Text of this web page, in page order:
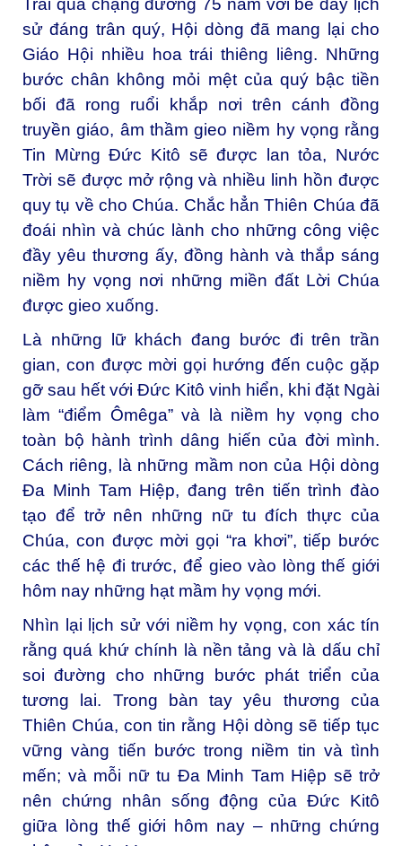
Trải qua chặng đường 75 năm với bề dày lịch
sử đáng trân quý, Hội dòng đã mang lại cho
Giáo Hội nhiều hoa trái thiêng liêng. Những
bước chân không mỏi mệt của quý bậc tiền
bối đã rong ruổi khắp nơi trên cánh đồng
truyền giáo, âm thầm gieo niềm hy vọng rằng
Tin Mừng Đức Kitô sẽ được lan tỏa, Nước
Trời sẽ được mở rộng và nhiều linh hồn được
quy tụ về cho Chúa. Chắc hẳn Thiên Chúa đã
đoái nhìn và chúc lành cho những công việc
đầy yêu thương ấy, đồng hành và thắp sáng
niềm hy vọng nơi những miền đất Lời Chúa
được gieo xuống.
Là những lữ khách đang bước đi trên trần
gian, con được mời gọi hướng đến cuộc gặp
gỡ sau hết với Đức Kitô vinh hiển, khi đặt Ngài
làm “điểm Ômêga” và là niềm hy vọng cho
toàn bộ hành trình dâng hiến của đời mình.
Cách riêng, là những mầm non của Hội dòng
Đa Minh Tam Hiệp, đang trên tiến trình đào
tạo để trở nên những nữ tu đích thực của
Chúa, con được mời gọi “ra khơi”, tiếp bước
các thế hệ đi trước, để gieo vào lòng thế giới
hôm nay những hạt mầm hy vọng mới.
Nhìn lại lịch sử với niềm hy vọng, con xác tín
rằng quá khứ chính là nền tảng và là dấu chỉ
soi đường cho những bước phát triển của
tương lai. Trong bàn tay yêu thương của
Thiên Chúa, con tin rằng Hội dòng sẽ tiếp tục
vững vàng tiến bước trong niềm tin và tình
mến; và mỗi nữ tu Đa Minh Tam Hiệp sẽ trở
nên chứng nhân sống động của Đức Kitô
giữa lòng thế giới hôm nay – những chứng